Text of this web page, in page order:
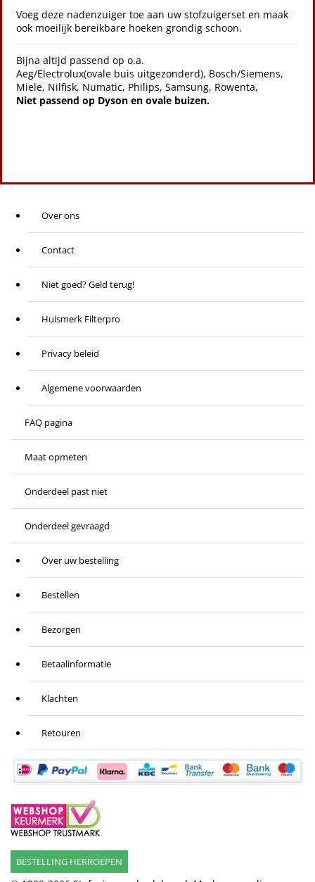
Voeg deze nadenzuiger toe aan uw stofzuigerset en maak
ook moeilijk bereikbare hoeken grondig schoon.
Bijna altijd passend op o.a.
Aeg/Electrolux(ovale buis uitgezonderd), Bosch/Siemens,
Miele, Nilfisk, Numatic, Philips, Samsung, Rowenta,
Niet passend op Dyson en ovale buizen.
Over ons
Contact
Niet goed? Geld terug!
Huismerk Filterpro
Privacy beleid
Algemene voorwaarden
FAQ pagina
Maat opmeten
Onderdeel past niet
Onderdeel gevraagd
Over uw bestelling
Bestellen
Bezorgen
Betaalinformatie
Klachten
Retouren
BESTELLING HERROEPEN